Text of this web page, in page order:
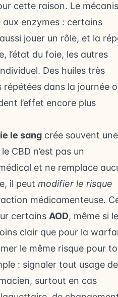
cette raison. Le
aux enzymes : certains
jouer un rôle, et la
l’état du foie, les autres
Des huiles très
dans la journée
l’effet encore plus
le sang crée souvent une
CBD n’est pas un
et ne remplace
il peut modifier le risque
médicamenteuse.
certains AOD, même si le
clair que pour la
le même risque pour
: signaler tout usage
surtout en cas